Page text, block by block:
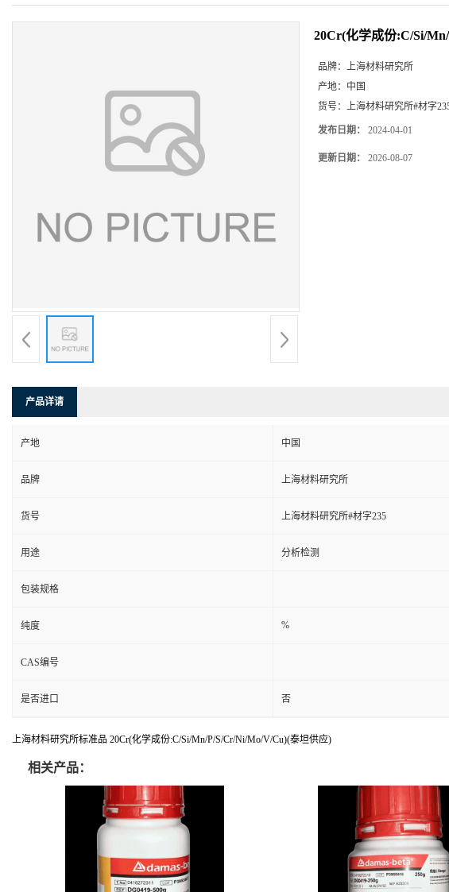
20Cr(化学成份:C/Si/
品牌：
上海材料研究所
产地： 中国
货号：
上海材料研究所#材字
发布日期： 2024-04-01
更新日期： 2026-08-07
产品详请
产地 中国
品牌 上海材料研究所
货号 上海材料研究所#材字235
用途 分析检测
包装规格
纯度 %
CAS编号
是否进口 否
上海材料研究所标准品 20Cr(化学成份:C/Si/Mn/P/S/Cr/Ni/Mo/V/Cu)(泰坦供应)
相关产品：